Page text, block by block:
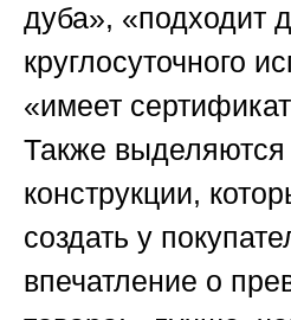
дуба», «подходит
круглосуточного
«имеет
Также
конструкции,
создать у
впечатление о